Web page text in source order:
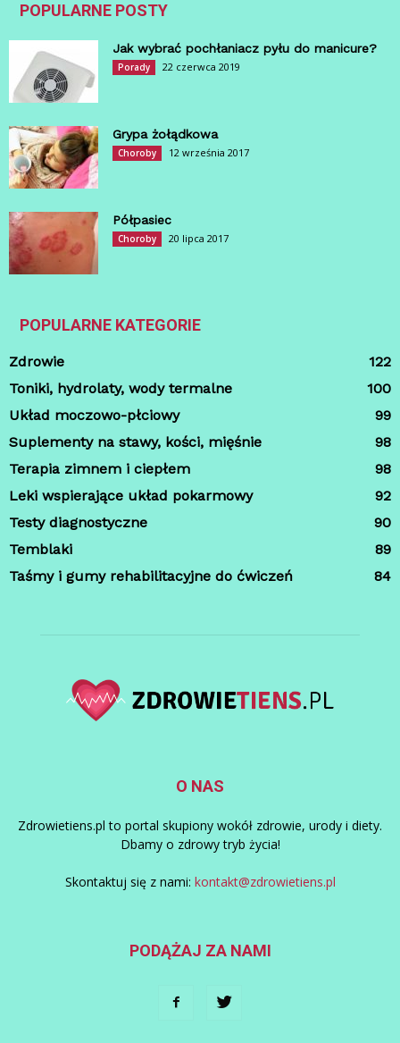
POPULARNE POSTY
Jak wybrać pochłaniacz pyłu do manicure?
Porady 22 czerwca 2019
Grypa żołądkowa
Choroby 12 września 2017
Półpasiec
Choroby 20 lipca 2017
POPULARNE KATEGORIE
Zdrowie
122
Toniki, hydrolaty, wody termalne
100
Układ moczowo-płciowy
99
Suplementy na stawy, kości, mięśnie
98
Terapia zimnem i ciepłem
98
Leki wspierające układ pokarmowy
92
Testy diagnostyczne
90
Temblaki
89
Taśmy i gumy rehabilitacyjne do ćwiczeń
84
O NAS
Zdrowietiens.pl to portal skupiony wokół zdrowie, urody i diety.
Dbamy o zdrowy tryb życia!
Skontaktuj się z nami: kontakt@zdrowietiens.pl
PODĄŻAJ ZA NAMI